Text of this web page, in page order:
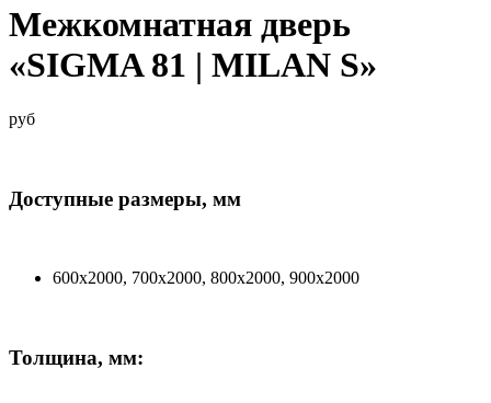
Межкомнатная дверь
«SIGMA 81 | MILAN S»
руб
Доступные размеры, мм
600x2000, 700x2000, 800x2000, 900x2000
Толщина, мм: